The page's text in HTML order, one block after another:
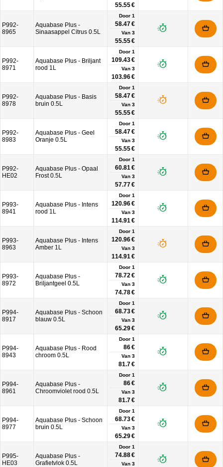
55.55 €
P992-
8965
Aquabase Plus -
Sinaasappel Citrus 0.5L
Door 1
58.47 €
Van 3
55.55 €
P992-
8971
Aquabase Plus - Briljant
rood 1L
Door 1
109.43 €
Van 3
103.96 €
P992-
8978
Aquabase Plus - Basis
bruin 0.5L
Door 1
58.47 €
Van 3
55.55 €
P992-
8983
Aquabase Plus - Geel
Oranje 0.5L
Door 1
58.47 €
Van 3
55.55 €
P992-
HE02
Aquabase Plus - Opaal
Frost 0.5L
Door 1
60.81 €
Van 3
57.77 €
P993-
8941
Aquabase Plus - Intens
rood 1L
Door 1
120.96 €
Van 3
114.91 €
P993-
8963
Aquabase Plus - Intens
Amber 1L
Door 1
120.96 €
Van 3
114.91 €
P993-
8972
Aquabase Plus -
Briljantgeel 0.5L
Door 1
78.72 €
Van 3
74.78 €
P994-
8917
Aquabase Plus - Schoon
blauw 0.5L
Door 1
68.73 €
Van 3
65.29 €
P994-
8943
Aquabase Plus - Rood
chroom 0.5L
Door 1
86 €
Van 3
81.7 €
P994-
8961
Aquabase Plus -
Chroomviolet rood 0.5L
Door 1
86 €
Van 3
81.7 €
P994-
8977
Aquabase Plus - Schoon
bruin 0.5L
Door 1
68.73 €
Van 3
65.29 €
P995-
HE03
Aquabase Plus -
Grafietvlok 0.5L
Door 1
74.88 €
Van 3